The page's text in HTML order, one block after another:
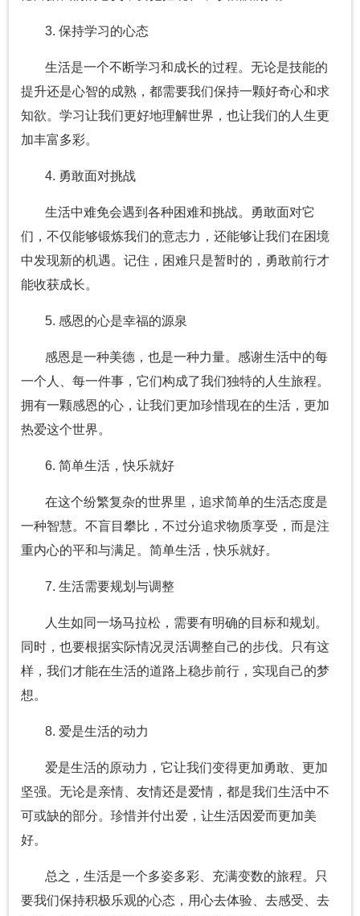
3. 保持学习的心态
生活是一个不断学习和成长的过程。无论是技能的
提升还是心智的成熟，都需要我们保持一颗好奇心和求
知欲。学习让我们更好地理解世界，也让我们的人生更
加丰富多彩。
4. 勇敢面对挑战
生活中难免会遇到各种困难和挑战。勇敢面对它
们，不仅能够锻炼我们的意志力，还能够让我们在困境
中发现新的机遇。记住，困难只是暂时的，勇敢前行才
能收获成长。
5. 感恩的心是幸福的源泉
感恩是一种美德，也是一种力量。感谢生活中的每
一个人、每一件事，它们构成了我们独特的人生旅程。
拥有一颗感恩的心，让我们更加珍惜现在的生活，更加
热爱这个世界。
6. 简单生活，快乐就好
在这个纷繁复杂的世界里，追求简单的生活态度是
一种智慧。不盲目攀比，不过分追求物质享受，而是注
重内心的平和与满足。简单生活，快乐就好。
7. 生活需要规划与调整
人生如同一场马拉松，需要有明确的目标和规划。
同时，也要根据实际情况灵活调整自己的步伐。只有这
样，我们才能在生活的道路上稳步前行，实现自己的梦
想。
8. 爱是生活的动力
爱是生活的原动力，它让我们变得更加勇敢、更加
坚强。无论是亲情、友情还是爱情，都是我们生活中不
可或缺的部分。珍惜并付出爱，让生活因爱而更加美
好。
总之，生活是一个多姿多彩、充满变数的旅程。只
要我们保持积极乐观的心态，用心去体验、去感受、去